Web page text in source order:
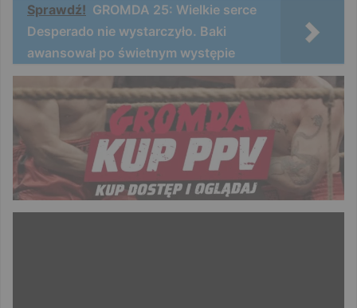
Sprawdź! GROMDA 25: Wielkie serce
Desperado nie wystarczyło. Baki
awansował po świetnym występie